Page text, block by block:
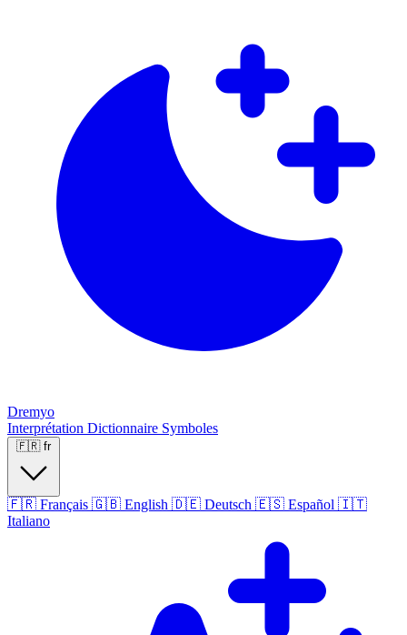
Dremyo
Interprétation Dictionnaire Symboles
🇫🇷 fr
🇫🇷 Français 🇬🇧 English 🇩🇪 Deutsch 🇪🇸 Español 🇮🇹
Italiano